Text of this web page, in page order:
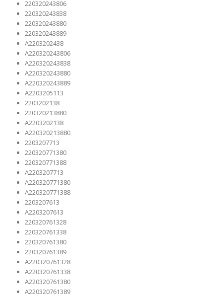
220320243806
220320243838
220320243880
220320243889
A2203202438
A220320243806
A220320243838
A220320243880
A220320243889
A2203205113
2203202138
220320213880
A2203202138
A220320213880
2203207713
220320771380
220320771388
A2203207713
A220320771380
A220320771388
2203207613
A2203207613
220320761328
220320761338
220320761380
220320761389
A220320761328
A220320761338
A220320761380
A220320761389